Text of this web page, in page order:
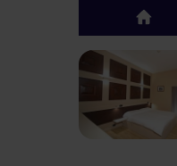
top
Previous slide